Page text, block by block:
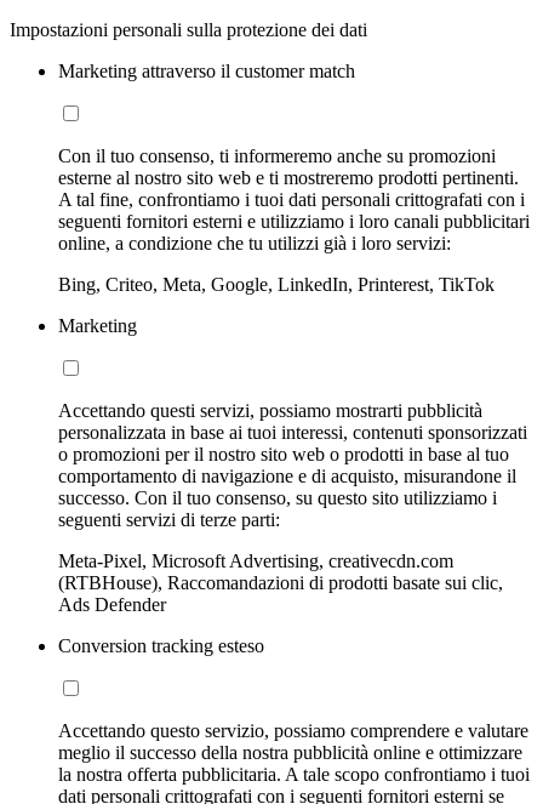
Impostazioni personali sulla protezione dei dati
Marketing attraverso il customer match
Con il tuo consenso, ti informeremo anche su promozioni
esterne al nostro sito web e ti mostreremo prodotti pertinenti.
A tal fine, confrontiamo i tuoi dati personali crittografati con i
seguenti fornitori esterni e utilizziamo i loro canali pubblicitari
online, a condizione che tu utilizzi già i loro servizi:
Bing, Criteo, Meta, Google, LinkedIn, Printerest, TikTok
Marketing
Accettando questi servizi, possiamo mostrarti pubblicità
personalizzata in base ai tuoi interessi, contenuti sponsorizzati
o promozioni per il nostro sito web o prodotti in base al tuo
comportamento di navigazione e di acquisto, misurandone il
successo. Con il tuo consenso, su questo sito utilizziamo i
seguenti servizi di terze parti:
Meta-Pixel, Microsoft Advertising, creativecdn.com
(RTBHouse), Raccomandazioni di prodotti basate sui clic,
Ads Defender
Conversion tracking esteso
Accettando questo servizio, possiamo comprendere e valutare
meglio il successo della nostra pubblicità online e ottimizzare
la nostra offerta pubblicitaria. A tale scopo confrontiamo i tuoi
dati personali crittografati con i seguenti fornitori esterni se